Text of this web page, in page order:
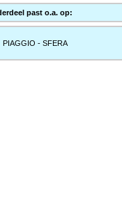
past o.a. op:
PIAGGIO - SFERA